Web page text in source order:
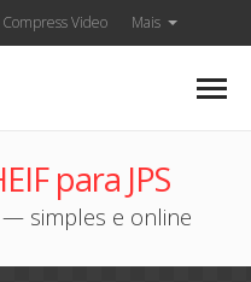
Compress Video Mais
para JPS
— simples e online